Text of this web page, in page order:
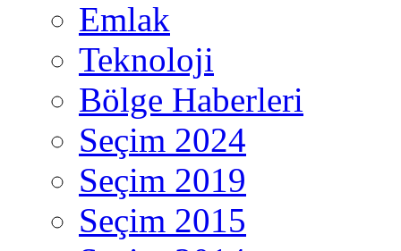
Emlak
Teknoloji
Bölge Haberleri
Seçim 2024
Seçim 2019
Seçim 2015